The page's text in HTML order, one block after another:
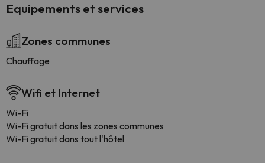
Equipements et services
Zones communes
Chauffage
Wifi et Internet
Wi-Fi
Wi-Fi gratuit dans les zones communes
Wi-Fi gratuit dans tout l'hôtel